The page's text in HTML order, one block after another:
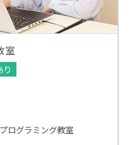
室
り
ログラミング教室